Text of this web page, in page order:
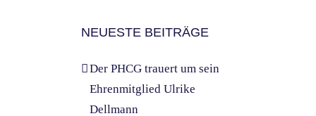
NEUESTE BEITRÄGE
Der PHCG trauert um sein
Ehrenmitglied Ulrike
Dellmann